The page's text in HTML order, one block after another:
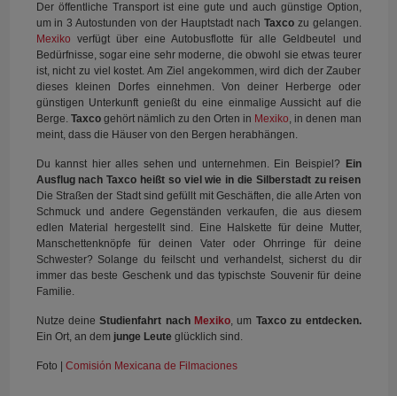
Der öffentliche Transport ist eine gute und auch günstige Option,
um in 3 Autostunden von der Hauptstadt nach Taxcozu gelangen.
Mexiko verfügt über eine Autobusflotte für alle Geldbeutel und
Bedürfnisse, sogar eine sehr moderne, die obwohl sie etwas teurer
ist, nicht zu viel kostet. Am Ziel angekommen, wird dich der Zauber
dieses kleinen Dorfes einnehmen. Von deiner Herberge oder
günstigen Unterkunft genießt du eine einmalige Aussicht auf die
Berge. Taxcogehört nämlich zu den Orten in Mexiko, in denen man
meint, dass die Häuser von den Bergen herabhängen.
Du kannst hier alles sehen und unternehmen. Ein Beispiel?
Ein
Ausflug nach Taxco heißt so viel wie in die Silberstadt zu reisen
Die Straßen der Stadt sind gefüllt mit Geschäften, die alle Arten von
Schmuck und andere Gegenständen verkaufen, die aus diesem
edlen Material hergestellt sind. Eine Halskette für deine Mutter,
Manschettenknöpfe für deinen Vater oder Ohrringe für deine
Schwester? Solange du feilscht und verhandelst, sicherst du dir
immer das beste Geschenk und das typischste Souvenir für deine
Familie.
Nutze deineStudienfahrt nach Mexiko, um Taxco zu entdecken.
Ein Ort, an dem junge Leute glücklich sind.
Foto | Comisión Mexicana de Filmaciones